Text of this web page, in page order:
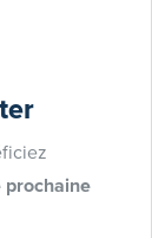
prochaine